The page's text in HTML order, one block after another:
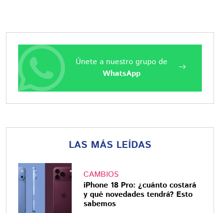
Únete a nuestro grupo de
WhatsApp
LAS MÁS LEÍDAS
CAMBIOS
iPhone 18 Pro: ¿cuánto costará
y qué novedades tendrá? Esto
sabemos